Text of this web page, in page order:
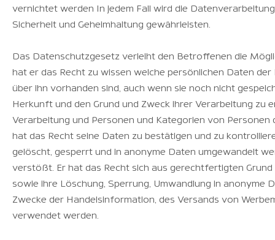
vernichtet werden In jedem Fall wird die
Sicherheit und Geheimhaltung gewährleisten.
Das Datenschutzgesetz verleiht den Betroffenen die
hat er das Recht zu wissen welche persönlichen Daten
über ihn vorhanden sind, auch wenn sie noch nicht
Herkunft und den Grund und Zweck ihrer Verarbeitung
Verarbeitung und Personen und Kategorien von
hat das Recht seine Daten zu bestätigen und zu
gelöscht, gesperrt und in anonyme Daten umgewandelt
verstößt. Er hat das Recht sich aus gerechtfertigten
sowie ihre Löschung, Sperrung, Umwandlung in
Zwecke der Handelsinformation, des Versands von
verwendet werden.